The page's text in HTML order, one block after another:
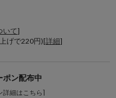
いて]
げで220円)[詳細]
ポン配布中
詳細はこちら]